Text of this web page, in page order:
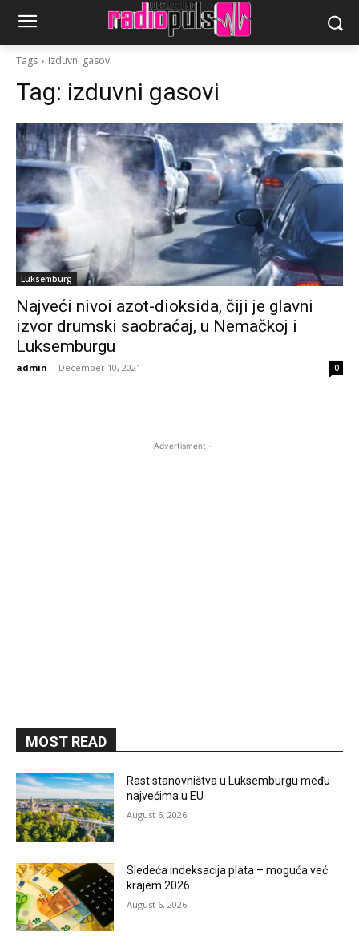
Tags Izduvni gasovi
Tag: izduvni gasovi
Luksemburg
Najveći nivoi azot-dioksida, čiji je glavni
izvor drumski saobraćaj, u Nemačkoj i
Luksemburgu
admin - December 10, 2021 0
- Advertisment -
MOST READ
Rast stanovništva u Luksemburgu među
najvećima u EU
August 6, 2026
Sledeća indeksacija plata – moguća već
krajem 2026.
August 6, 2026